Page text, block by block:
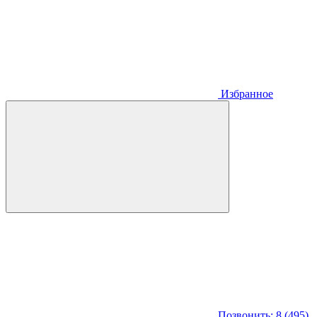
Избранное